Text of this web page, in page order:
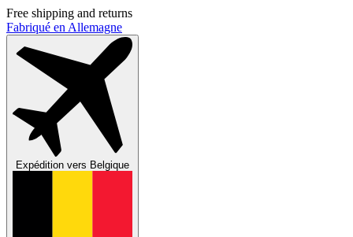
Free shipping and returns
Fabriqué en Allemagne
Expédition vers Belgique